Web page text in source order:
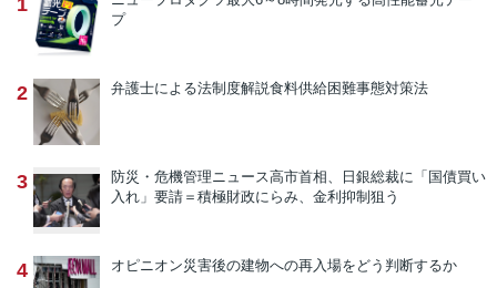
1
プ
2 弁護士による法制度解説食料供給困難事態対策法
3 防災・危機管理ニュース高市首相、日銀総裁に「国債買い
入れ」要請＝積極財政にらみ、金利抑制狙う
4 オピニオン災害後の建物への再入場をどう判断するか